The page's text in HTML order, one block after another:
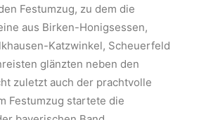
Festumzug, zu dem die
aus Birken-Honigsessen,
Katzwinkel, Scheuerfeld
glänzten neben den
zuletzt auch der prachtvolle
Festumzug startete die